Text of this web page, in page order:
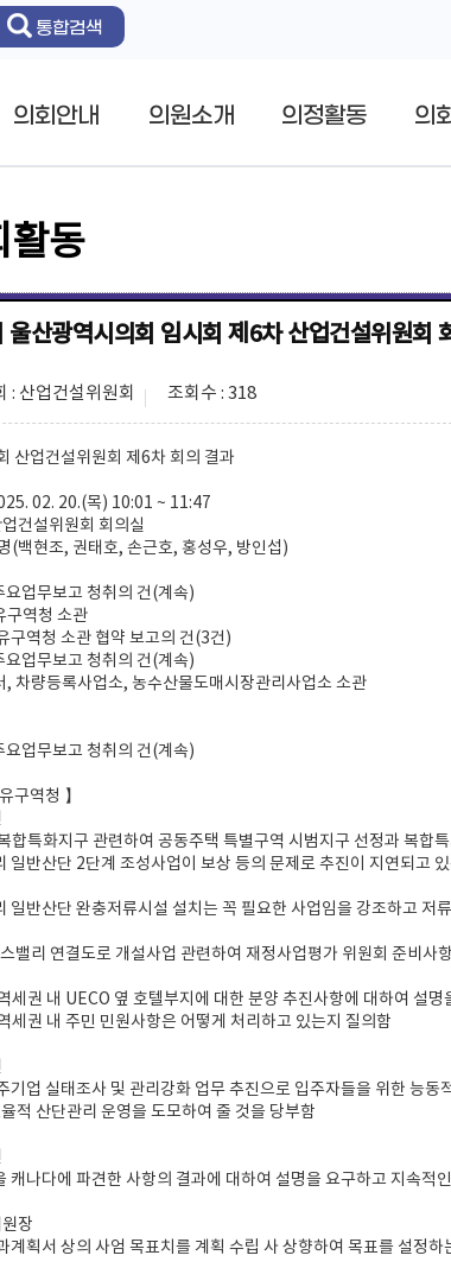
통합검색
의회안내 의원소개 의정활동 의
활동
울산광역시의회 임시회 제6차 산업건설위원회
: 산업건설위원회 조회수 : 318
산업건설위원회 제6차 회의 결과
02. 20.(목) 10:01 ~ 11:47
건설위원회 회의실
(백현조, 권태호, 손근호, 홍성우, 방인섭)
업무보고 청취의 건(계속)
구역청 소관
구역청 소관 협약 보고의 건(3건)
업무보고 청취의 건(계속)
, 차량등록사업소, 농수산물도매시장관리사업소 소관
업무보고 청취의 건(계속)
구역청 】
합특화지구 관련하여 공동주택 특별구역 시범지구 선정과 복합
일반산단 2단계 조성사업이 보상 등의 문제로 추진이 지연되고
일반산단 완충저류시설 설치는 꼭 필요한 사업임을 강조하고 저
밸리 연결도로 개설사업 관련하여 재정사업평가 위원회 준비
세권 내 UECO 옆 호텔부지에 대한 분양 추진사항에 대하여 설
세권 내 주민 민원사항은 어떻게 처리하고 있는지 질의함
기업 실태조사 및 관리강화 업무 추진으로 입주자들을 위한 능
적 산단관리 운영을 도모하여 줄 것을 당부함
캐나다에 파견한 사항의 결과에 대하여 설명을 요구하고 지속적
장
계획서 상의 사엄 목표치를 계획 수립 사 상향하여 목표를 설정